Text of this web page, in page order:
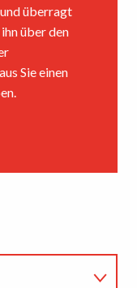
überragt
über den
Sie einen
Kreation mit
in dem sich die...